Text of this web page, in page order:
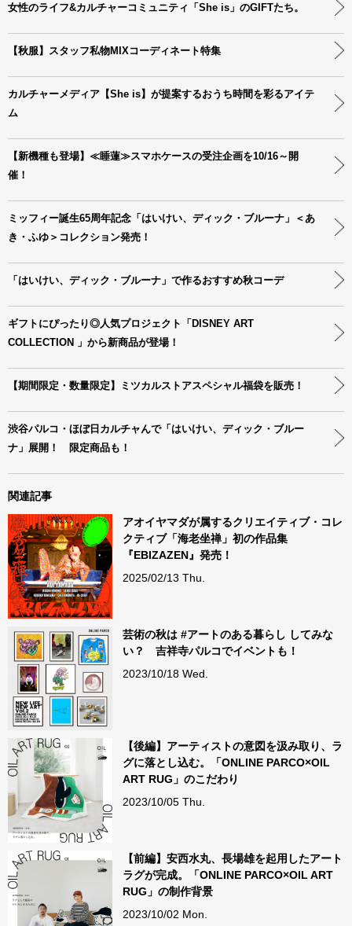
女性のライフ&カルチャーコミュニティ「She is」のGIFTたち。
【秋服】スタッフ私物MIXコーディネート特集
カルチャーメディア【She is】が提案するおうち時間を彩るアイテ
ム
【新機種も登場】≪睡蓮≫スマホケースの受注企画を10/16～開
催！
ミッフィー誕生65周年記念「はいけい、ディック・ブルーナ」＜あ
き・ふゆ＞コレクション発売！
「はいけい、ディック・ブルーナ」で作るおすすめ秋コーデ
ギフトにぴったり◎人気プロジェクト「DISNEY ART
COLLECTION 」から新商品が登場！
【期間限定・数量限定】ミツカルストアスペシャル福袋を販売！
渋谷パルコ・ほぼ日カルチャんで「はいけい、ディック・ブルー
ナ」展開！ 限定商品も！
関連記事
アオイヤマダが属するクリエイティブ・コレ
クティブ「海老坐禅」初の作品集
『EBIZAZEN』発売！
2025/02/13 Thu.
芸術の秋は #アートのある暮らし してみな
い？ 吉祥寺パルコでイベントも！
2023/10/18 Wed.
【後編】アーティストの意図を汲み取り、ラ
グに落とし込む。「ONLINE PARCO×OIL
ART RUG」のこだわり
2023/10/05 Thu.
【前編】安西水丸、長場雄を起用したアート
ラグが完成。「ONLINE PARCO×OIL ART
RUG」の制作背景
2023/10/02 Mon.